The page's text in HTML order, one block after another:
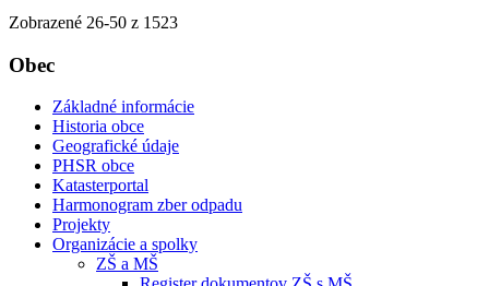
Zobrazené 26-50 z 1523
Obec
Základné informácie
Historia obce
Geografické údaje
PHSR obce
Katasterportal
Harmonogram zber odpadu
Projekty
Organizácie a spolky
ZŠ a MŠ